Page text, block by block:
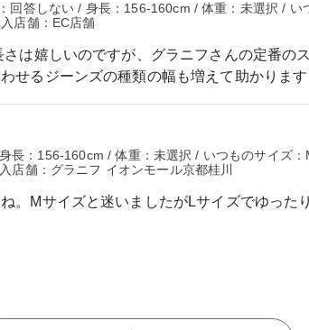
回答しない / 身長：156-160cm / 体重：未選択 / い
店舗：EC店舗
は嬉しいのですが、グラニフさんの定番の
せるジーンズの種類の幅も増えて助かります
長：156-160cm / 体重：未選択 / いつものサイズ：
店舗：グラニフ イオンモール京都桂川
。Mサイズと迷いましたがLサイズでゆった